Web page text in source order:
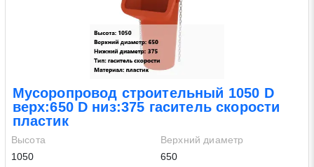
Мусоропровод строительный 1050 D
верх:650 D низ:375 гаситель скорости
пластик
Высота
1050
Верхний диаметр
650
* - обязательные поля для заполнения
Нажимая на кнопку «Отправить заявку» Вы даете согласие
на обработку своих персональных данных в соответствии со
статьей 9 Федерального закона от 27 июля 2006 г. N 152-ФЗ